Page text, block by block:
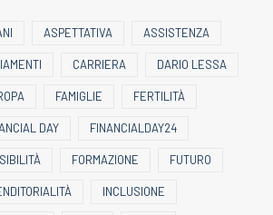
ASPETTATIVA ASSISTENZA
CARRIERA DARIO LESSA
FAMIGLIE FERTILITÀ
DAY FINANCIALDAY24
FORMAZIONE FUTURO
INCLUSIONE